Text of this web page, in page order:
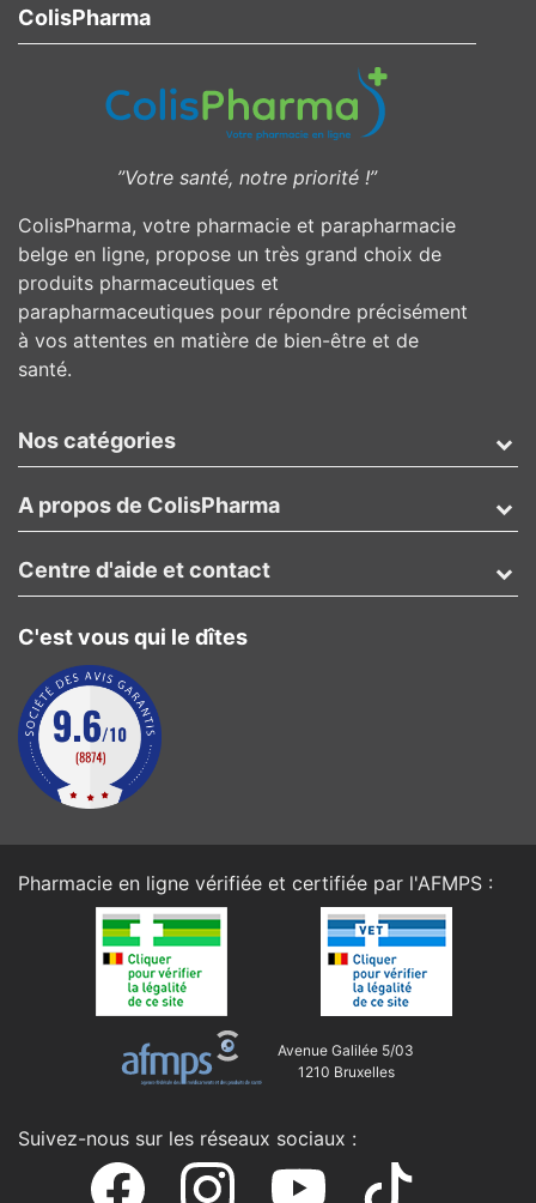
ColisPharma
”Votre santé, notre priorité !”
ColisPharma, votre pharmacie et parapharmacie
belge en ligne, propose un très grand choix de
produits pharmaceutiques et
parapharmaceutiques pour répondre précisément
à vos attentes en matière de bien-être et de
santé.
Nos catégories
A propos de ColisPharma
C'est vous qui le dîtes
Centre d'aide et contact
Pharmacie en ligne vérifiée et certifiée par l'AFMPS :
Avenue Galilée 5/03
1210 Bruxelles
Suivez-nous sur les réseaux sociaux :